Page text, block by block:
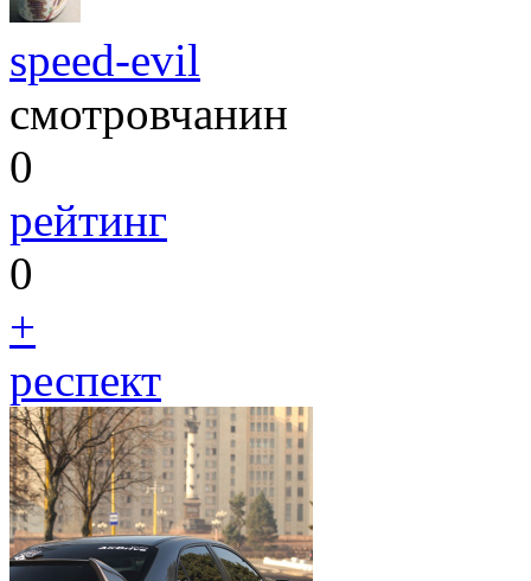
speed-evil
смотровчанин
0
рейтинг
0
+
респект